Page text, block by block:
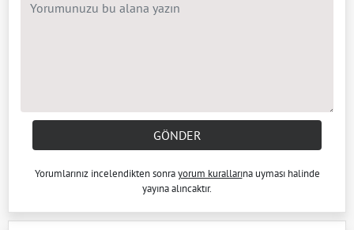
GÖNDER
Yorumlarınız incelendikten sonrayorum kurallarına uyması halinde
yayına alıncaktır.